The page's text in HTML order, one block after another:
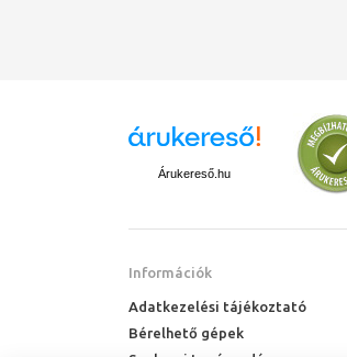
Árukereső.hu
Információk
Adatkezelési tájékoztató
Bérelhető gépek